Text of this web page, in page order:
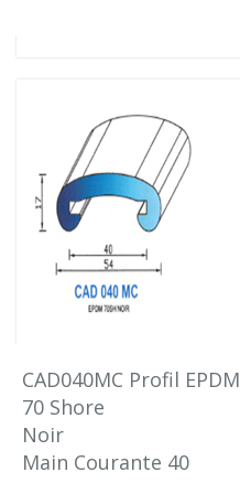
CAD040MC Profil EPDM
70 Shore
Noir
Main Courante 40